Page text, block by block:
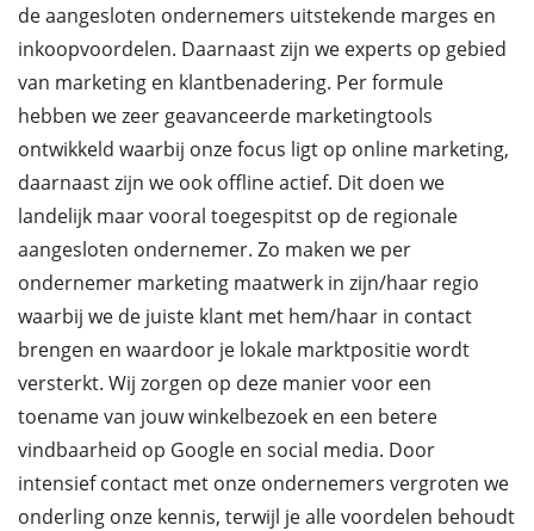
de aangesloten ondernemers uitstekende marges en
inkoopvoordelen. Daarnaast zijn we experts op gebied
van marketing en klantbenadering. Per formule
hebben we zeer geavanceerde marketingtools
ontwikkeld waarbij onze focus ligt op online marketing,
daarnaast zijn we ook offline actief. Dit doen we
landelijk maar vooral toegespitst op de regionale
aangesloten ondernemer. Zo maken we per
ondernemer marketing maatwerk in zijn/haar regio
waarbij we de juiste klant met hem/haar in contact
brengen en waardoor je lokale marktpositie wordt
versterkt. Wij zorgen op deze manier voor een
toename van jouw winkelbezoek en een betere
vindbaarheid op Google en social media. Door
intensief contact met onze ondernemers vergroten we
onderling onze kennis, terwijl je alle voordelen behoudt